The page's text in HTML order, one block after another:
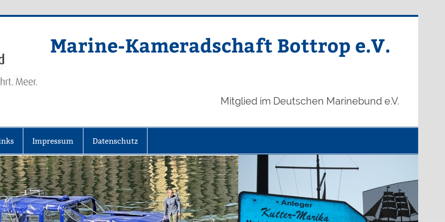
Marine-Kameradschaft Bottrop e.V.
Mitglied im Deutschen Marinebund e.V.
Impressum Datenschutz